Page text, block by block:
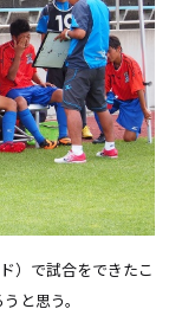
）で試合をできたこ
と思う。